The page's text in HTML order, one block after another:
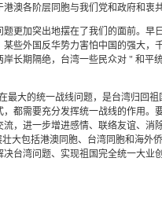
澳各阶层同胞与我们党和政府和
更加突出地摆在了我们的面前。
些外国反华势力害怕中国的强大
长期隔绝，台湾一些民众对 " 和
最大的统一战线问题，是台湾归回
都需要充分发挥统一战线的作用
，进一步增进感情、联络友谊、
大包括港澳同胞、台湾同胞和海
台湾问题、实现祖国完全统一大业